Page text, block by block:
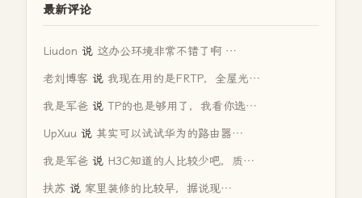
最新评论
Liudon 说 这办公环境非常不错了啊 …
老刘博客 说 我现在用的是FRTP，全屋光…
我是军爸 说 TP的也是够用了，我看你选…
UpXuu 说 其实可以试试华为的路由器…
我是军爸 说 H3C知道的人比较少吧，质…
扶苏 说 家里装修的比较早，据说现…